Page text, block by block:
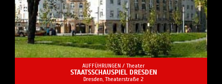
AUFFÜHRUNGEN / Theater
STAATSSCHAUSPIEL DRESDEN
Dresden, Theaterstraße 2